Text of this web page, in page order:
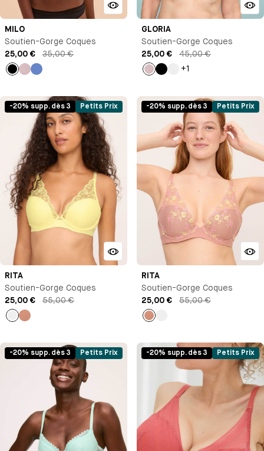
MILO
Soutien-Gorge Coques
25,00 €
35,00 €
GLORIA
Soutien-Gorge Coques
25,00 €
45,00 €
+1
-20% supp. dès 3 Petits Prix
RITA
Soutien-Gorge Coques
25,00 €
55,00 €
-20% supp. dès 3 Petits Prix
RITA
Soutien-Gorge Coques
25,00 €
55,00 €
-20% supp. dès 3 Petits Prix -20% supp. dès 3 Petits Prix